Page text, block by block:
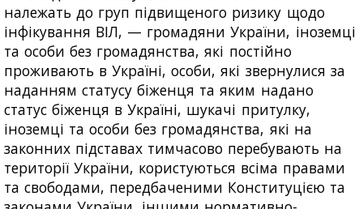
належать до груп підвищеного ризику щодо
інфікування ВІЛ, — громадяни України, іноземці
та особи без громадянства, які постійно
проживають в Україні, особи, які звернулися за
наданням статусу біженця та яким надано
статус біженця в Україні, шукачі притулку,
іноземці та особи без громадянства, які на
законних підставах тимчасово перебувають на
території України, користуються всіма правами
та свободами, передбаченими Конституцією та